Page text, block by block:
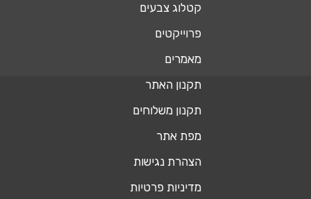
קטלוג צבעים
פרוייקטים
מאמרים
תקנון האתר
תקנון משלוחים
מפת אתר
הצהרת נגישות
מדיניות פרטיות